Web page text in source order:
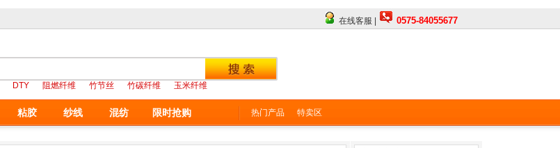
在线客服 | 0575-84055677
DTY 阻燃纤维 竹节丝 竹碳纤维 玉米纤维
粘胶 纱线 混纺 限时抢购 热门产品 特卖区